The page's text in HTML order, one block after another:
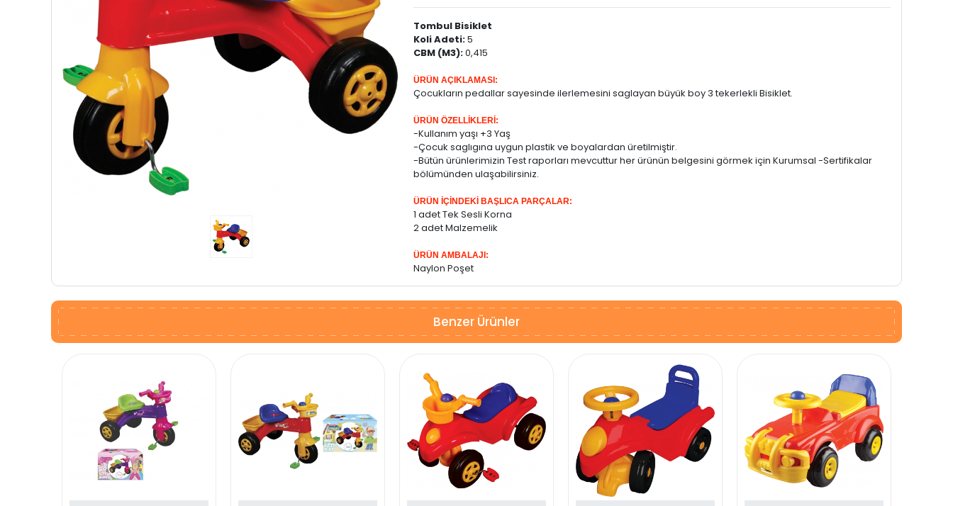
Tombul Bisiklet
Koli Adeti:5
CBM (M3):0,415
ÜRÜN AÇIKLAMASI:
Çocukların pedallar sayesinde ilerlemesini saglayan büyük boy 3 tekerlekli Bisiklet.
ÜRÜN ÖZELLİKLERİ:
-Kullanım yaşı +3 Yaş
-Çocuk saglıgına uygun plastik ve boyalardan üretilmiştir.
-Bütün ürünlerimizin Test raporları mevcuttur her ürünün belgesini görmek için Kurumsal -Sertifikalar
bölümünden ulaşabilirsiniz.
ÜRÜN İÇİNDEKİ BAŞLICA PARÇALAR:
1 adet Tek Sesli Korna
2 adet Malzemelik
ÜRÜN AMBALAJI:
Naylon Poşet
Benzer Ürünler